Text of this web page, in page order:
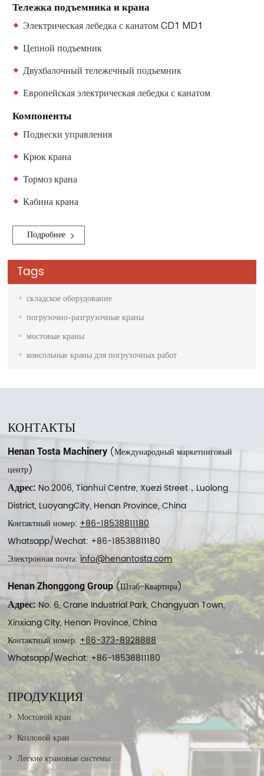
Тележка подъемника и крана
Электрическая лебедка с канатом CD1 MD1
Цепной подъемник
Двухбалочный тележечный подъемник
Европейская электрическая лебедка с канатом
Компоненты
Подвески управления
Крюк крана
Тормоз крана
Кабина крана
Подробнее
Tags
складское оборудование
погрузочно-разгрузочные краны
мостовые краны
консольные краны для погрузочных работ
КОНТАКТЫ
Henan Tosta Machinery (Международный маркетинговый
центр)
Адрес: No.2006, Tianhui Centre, Xuezi Street，Luolong
District, LuoyangCity, Henan Province, China
Контактный номер:+86-18538811180
Whatsapp/Wechat: +86-18538811180
Электронная почта:info@henantosta.com
Henan Zhonggong Group (Штаб-Квартира)
Адрес: No. 6, Crane Industrial Park, Changyuan Town,
Xinxiang City, Henan Province, China
Контактный номер:+86-373-8928888
Whatsapp/Wechat: +86-18538811180
ПРОДУКЦИЯ
Мостовой кран
Козловой кран
Легкие крановые системы